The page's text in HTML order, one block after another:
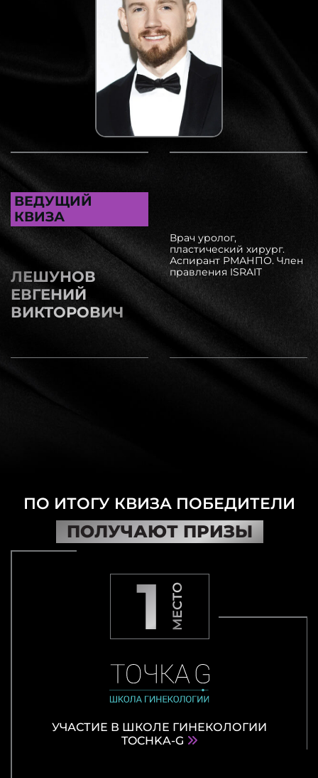
ВЕДУЩИЙ
КВИЗА
ЛЕШУНОВ
ЕВГЕНИЙ
ВИКТОРОВИЧ
Врач уролог,
пластический хирург.
Аспирант РМАНПО. Член
правления ISRAIT
ПО ИТОГУ КВИЗА ПОБЕДИТЕЛИ
ПОЛУЧАЮТ ПРИЗЫ
1 МЕСТО
УЧАСТИЕ В ШКОЛЕ ГИНЕКОЛОГИИ
TOCHKA-G